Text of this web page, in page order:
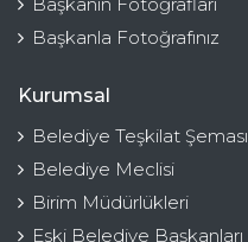
Başkanla Fotoğrafınız
Kurumsal
Belediye Teşkilat Şeması
Belediye Meclisi
Birim Müdürlükleri
Eski Belediye Başkanları